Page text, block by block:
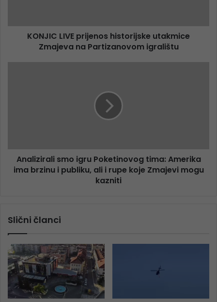
KONJIC LIVE prijenos historijske utakmice
Zmajeva na Partizanovom igralištu
Analizirali smo igru Poketinovog tima: Amerika
ima brzinu i publiku, ali i rupe koje Zmajevi mogu
kazniti
Slični članci